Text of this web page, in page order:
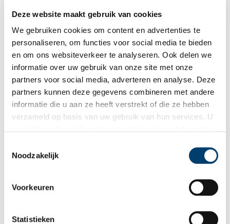
Deze website maakt gebruik van cookies
We gebruiken cookies om content en advertenties te
personaliseren, om functies voor social media te bieden
en om ons websiteverkeer te analyseren. Ook delen we
informatie over uw gebruik van onze site met onze
partners voor social media, adverteren en analyse. Deze
partners kunnen deze gegevens combineren met andere
informatie die u aan ze heeft verstrekt of die ze hebben
verzameld op basis van uw gebruik van hun services. U
Noodzakelijk
Voorkeuren
Statistieken
Publicatiedatum: 25/03/2024
Ontvang de nieuwsbrief
Wilt u op de hoogte blijven van de mooiste verhalen en het